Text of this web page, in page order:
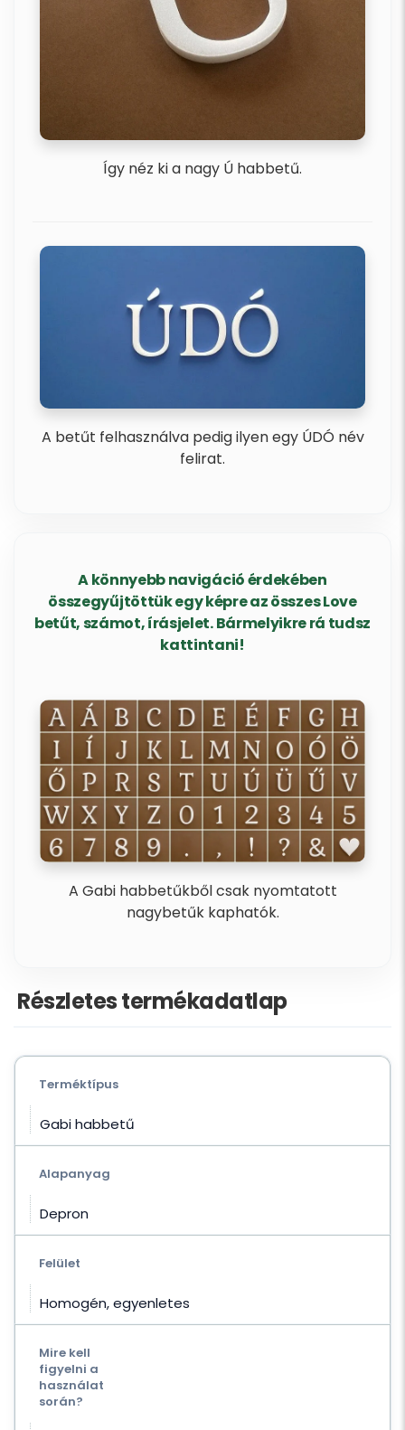
Így néz ki a nagy Ú habbetű.
A betűt felhasználva pedig ilyen egy ÚDÓ név
felirat.
A könnyebb navigáció érdekében
összegyűjtöttük egy képre az összes Love
betűt, számot, írásjelet. Bármelyikre rá tudsz
kattintani!
A Gabi habbetűkből csak nyomtatott
nagybetűk kaphatók.
Részletes termékadatlap
Terméktípus
Gabi habbetű
Alapanyag
Depron
Felület
Homogén, egyenletes
Mire kell
figyelni a
használat
során?